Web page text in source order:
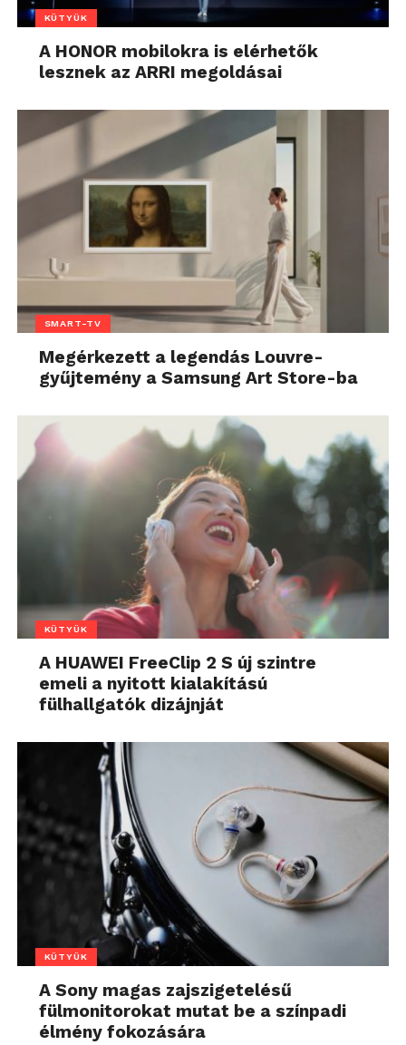
KÜTYÜK
A HONOR mobilokra is elérhetők
lesznek az ARRI megoldásai
SMART-TV
Megérkezett a legendás Louvre-
gyűjtemény a Samsung Art Store-ba
KÜTYÜK
A HUAWEI FreeClip 2 S új szintre
emeli a nyitott kialakítású
fülhallgatók dizájnját
KÜTYÜK
A Sony magas zajszigetelésű
fülmonitorokat mutat be a színpadi
élmény fokozására